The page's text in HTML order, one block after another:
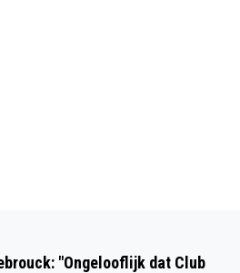
"Ongelooflijk dat Club